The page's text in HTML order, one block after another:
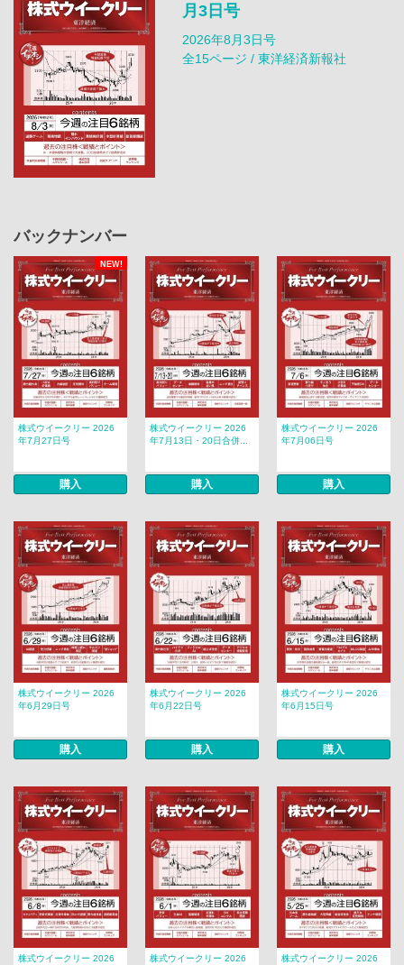
月3日号
2026年8月3日号
全15ページ / 東洋経済新報社
バックナンバー
NEW!
株式ウイークリー 2026
年7月27日号
購入
株式ウイークリー 2026
年7月13日・20日合併...
購入
株式ウイークリー 2026
年7月06日号
購入
株式ウイークリー 2026
年6月29日号
購入
株式ウイークリー 2026
年6月22日号
購入
株式ウイークリー 2026
年6月15日号
購入
株式ウイークリー 2026
株式ウイークリー 2026
株式ウイークリー 2026